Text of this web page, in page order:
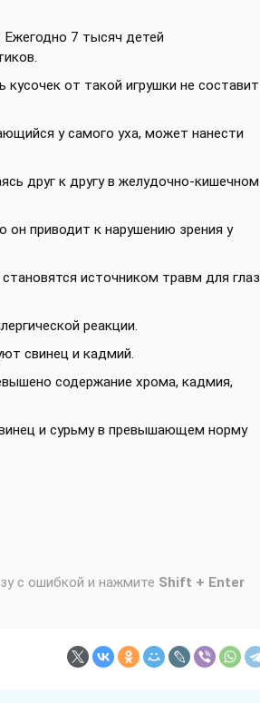
7 тысяч детей
кусочек от такой игрушки не составит
у самого уха, может нанести
друг к другу в желудочно-кишечном
он приводит к нарушению зрения у
источником травм для глаз
реакции.
свинец и кадмий.
содержание хрома, кадмия,
и сурьму в превышающем норму
с ошибкой и нажмите Shift + Enter